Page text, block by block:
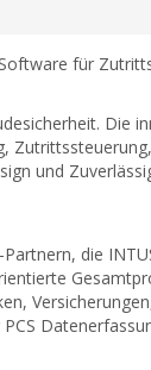
für
Die
und
die